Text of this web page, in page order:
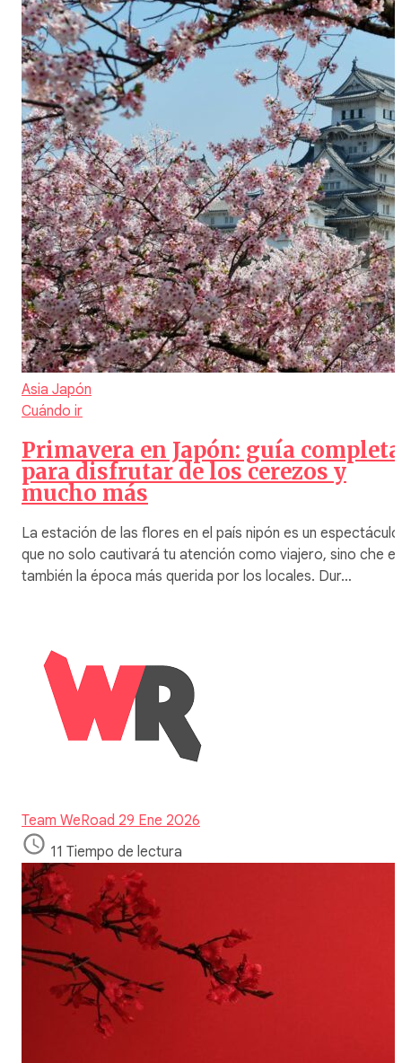
Asia Japón
Cuándo ir
Primavera en Japón: guía completa
para disfrutar de los cerezos y
mucho más
La estación de las flores en el país nipón es un espectáculo
que no solo cautivará tu atención como viajero, sino che es
también la época más querida por los locales. Dur…
Team WeRoad 29 Ene 2026
11 Tiempo de lectura